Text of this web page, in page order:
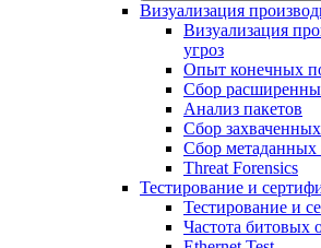
Визуализация
Визуализация
угроз
Опыт конечных
Сбор
Анализ пакетов
Сбор
Сбор метаданных
Threat Forensics
Тестирование и
Тестирование и
Частота битовых